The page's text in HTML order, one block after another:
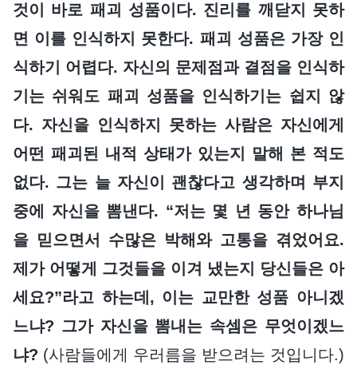
것이 바로 패괴 성품이다. 진리를 깨닫지 못하
면 이를 인식하지 못한다. 패괴 성품은 가장 인
식하기 어렵다. 자신의 문제점과 결점을 인식하
기는 쉬워도 패괴 성품을 인식하기는 쉽지 않
다. 자신을 인식하지 못하는 사람은 자신에게
어떤 패괴된 내적 상태가 있는지 말해 본 적도
없다. 그는 늘 자신이 괜찮다고 생각하며 부지
중에 자신을 뽐낸다. “저는 몇 년 동안 하나님
을 믿으면서 수많은 박해와 고통을 겪었어요.
제가 어떻게 그것들을 이겨 냈는지 당신들은 아
세요?”라고 하는데, 이는 교만한 성품 아니겠
느냐? 그가 자신을 뽐내는 속셈은 무엇이겠느
냐? (사람들에게 우러름을 받으려는 것입니다.)